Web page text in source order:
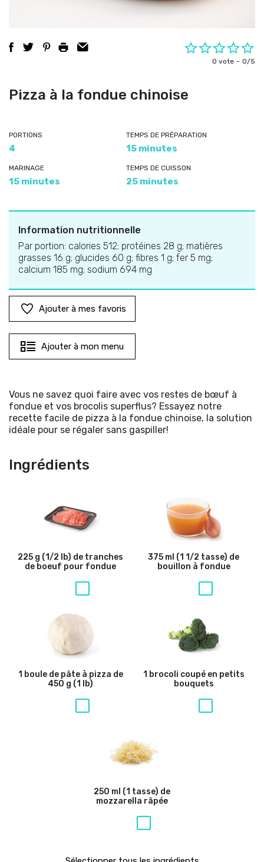
0 vote 0/5
Pizza à la fondue chinoise
PORTIONS
4
TEMPS DE PRÉPARATION
15 minutes
MARINAGE
15 minutes
TEMPS DE CUISSON
25 minutes
Information nutritionnelle
Par portion: calories 512; protéines 28 g; matières
grasses 16 g; glucides 60 g; fibres 1 g; fer 5 mg;
calcium 185 mg; sodium 694 mg
Ajouter à mes favoris
Ajouter à mon menu
Vous ne savez quoi faire avec vos restes de bœuf à
fondue et vos brocolis superflus? Essayez notre
recette facile de pizza à la fondue chinoise, la solution
idéale pour se régaler sans gaspiller!
Ingrédients
225 g (1/2 lb) de tranches
de boeuf pour fondue
375 ml (1 1/2 tasse) de
bouillon à fondue
1 boule de pâte à pizza de
450 g (1 lb)
1 brocoli coupé en petits
bouquets
250 ml (1 tasse) de
mozzarella râpée